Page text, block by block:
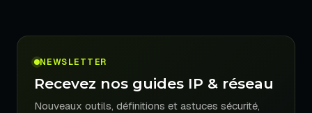
NEWSLETTER
Recevez nos guides IP & réseau
Nouveaux outils, définitions et astuces sécurité,